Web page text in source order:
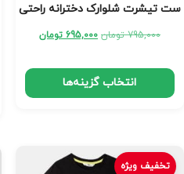
ست تیشرت شلوارک دخترانه راحتی
795,000 تومان 695,000 تومان
انتخاب گزینه‌ها
تخفیف ویژه